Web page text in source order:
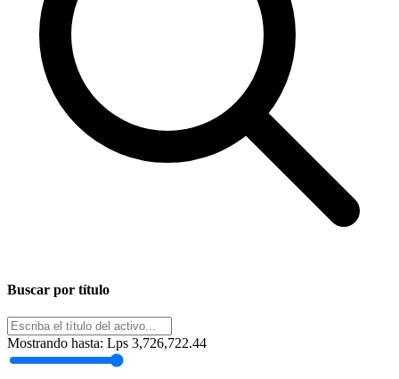
Buscar por título
Mostrando hasta: Lps 3,726,722.44